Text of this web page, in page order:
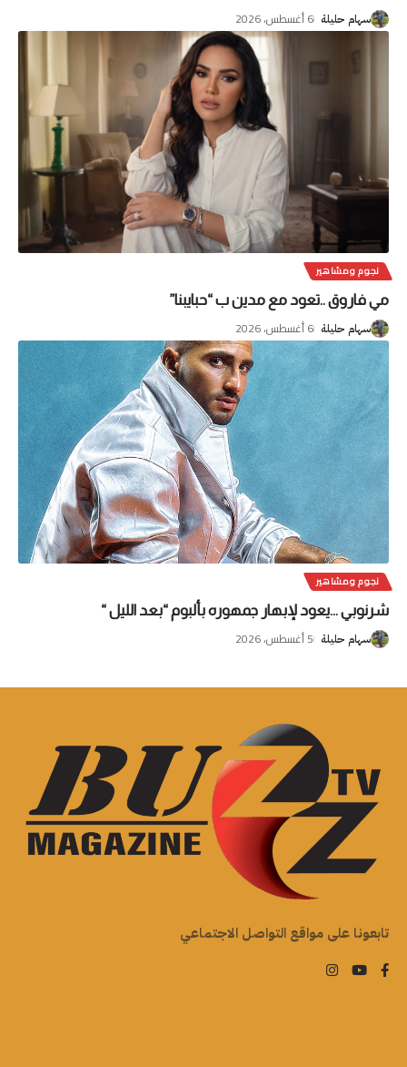
سهام حليلة 6 أغسطس، 2026
نجوم ومشاهير
مي فاروق ..تعود مع مدين ب “حبايبنا”
سهام حليلة 6 أغسطس، 2026
نجوم ومشاهير
شرنوبي …يعود لإبهار جمهوره بألبوم “بعد الليل “
سهام حليلة 5 أغسطس، 2026
تابعونا على مواقع التواصل الاجتماعي